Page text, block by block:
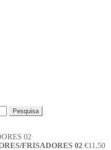
Pesquisa
FRISADORES 02 €11.50